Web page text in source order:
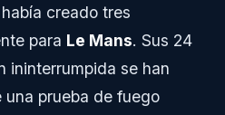
creado tres
para Le Mans. Sus 24
ininterrumpida se han
una prueba de fuego